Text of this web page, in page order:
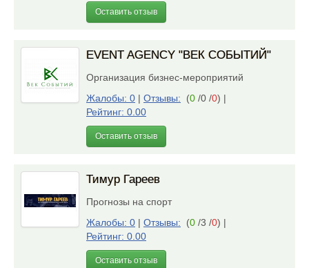
Оставить отзыв
EVENT AGENCY "ВЕК СОБЫТИЙ"
Организация бизнес-мероприятий
Жалобы: 0 | Отзывы: (0 /0 /0) |
Рейтинг: 0.00
Оставить отзыв
Тимур Гареев
Прогнозы на спорт
Жалобы: 0 | Отзывы: (0 /3 /0) |
Рейтинг: 0.00
Оставить отзыв